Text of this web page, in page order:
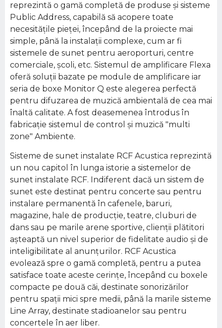
reprezintă o gamă completă de produse şi sisteme
Public Address, capabilă să acopere toate
necesităţile pieţei, începând de la proiecte mai
simple, până la instalaţii complexe, cum ar fi
sistemele de sunet pentru aeroporturi, centre
comerciale, şcoli, etc. Sistemul de amplificare Flexa
oferă soluţii bazate pe module de amplificare iar
seria de boxe Monitor Q este alegerea perfectă
pentru difuzarea de muzică ambientală de cea mai
înaltă calitate. A fost deasemenea întrodus în
fabricaţie sistemul de control şi muzică "multi
zone" Ambiente.
Sisteme de sunet instalate RCF Acustica reprezintă
un nou capitol în lunga istorie a sistemelor de
sunet instalate RCF. Indiferent dacă un sistem de
sunet este destinat pentru concerte sau pentru
instalare permanentă în cafenele, baruri,
magazine, hale de producţie, teatre, cluburi de
dans sau pe marile arene sportive, clienţii plătitori
aşteaptă un nivel superior de fidelitate audio şi de
inteligibilitate al anunţurilor. RCF Acustica
evolează spre o gamă completă, pentru a putea
satisface toate aceste cerinţe, începând cu boxele
compacte pe două căi, destinate sonorizărilor
pentru spaţii mici spre medii, până la marile sisteme
Line Array, destinate stadioanelor sau pentru
concertele în aer liber.